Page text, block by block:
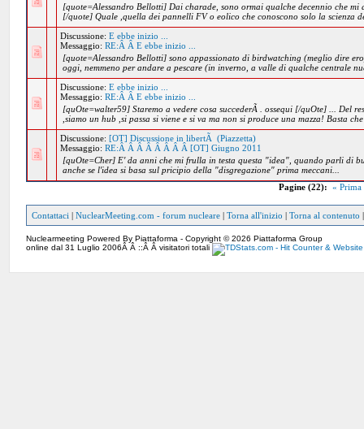
[quote=Alessandro Bellotti] Dai charade, sono ormai qualche decennio che mi
[/quote] Quale ,quella dei pannelli FV o eolico che conoscono solo la scienza
Discussione:E ebbe inizio ...
Messaggio:RE:Â Â E ebbe inizio ...
[quote=Alessandro Bellotti] sono appassionato di birdwatching (meglio dire
oggi, nemmeno per andare a pescare (in inverno, a valle di qualche centrale
Discussione:E ebbe inizio ...
Messaggio:RE:Â Â E ebbe inizio ...
[quOte=walter59] Staremo a vedere cosa succederÃ . ossequi [/quOte] ... Del
,siamo un hub ,si passa si viene e si va ma non si produce una mazza! Basta
Discussione:[OT] Discussione in libertÃ (Piazzetta)
Messaggio:RE:Â Â Â Â Â Â Â Â [OT] Giugno 2011
[quOte=Cher] E' da anni che mi frulla in testa questa "idea", quando parli di
anche se l'idea si basa sul pricipio della "disgregazione" prima meccani...
Pagine (22): « Prima
Contattaci |NuclearMeeting.com - forum nucleare |Torna all'inizio |Torna al contenuto
Nuclearmeeting Powered By Piattaforma - Copyright © 2026 Piattaforma Group
online dal 31 Luglio 2006Â Â ::Â Â visitatori totali